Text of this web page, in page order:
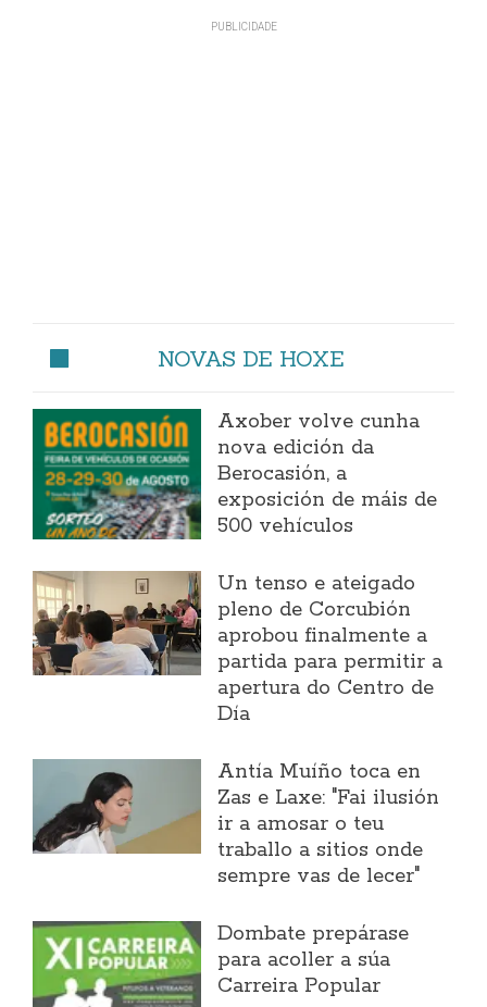
NOVAS DE HOXE
Axober volve cunha
nova edición da
Berocasión, a
exposición de máis de
500 vehículos
Un tenso e ateigado
pleno de Corcubión
aprobou finalmente a
partida para permitir a
apertura do Centro de
Día
Antía Muíño toca en
Zas e Laxe: "Fai ilusión
ir a amosar o teu
traballo a sitios onde
sempre vas de lecer"
Dombate prepárase
para acoller a súa
Carreira Popular